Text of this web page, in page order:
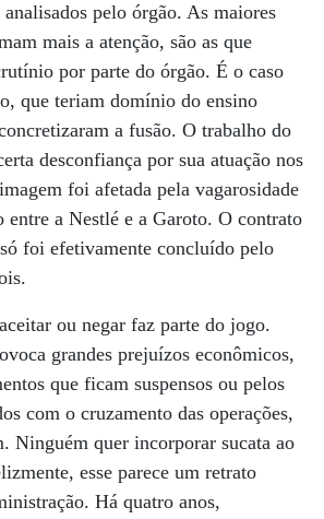
analisados pelo órgão. As maiores
mais a atenção, são as que
por parte do órgão. É o caso
que teriam domínio do ensino
a fusão. O trabalho do
desconfiança por sua atuação nos
foi afetada pela vagarosidade
entre a Nestlé e a Garoto. O contrato
foi efetivamente concluído pelo
ou negar faz parte do jogo.
grandes prejuízos econômicos,
que ficam suspensos ou pelos
com o cruzamento das operações,
Ninguém quer incorporar sucata ao
esse parece um retrato
Há quatro anos,